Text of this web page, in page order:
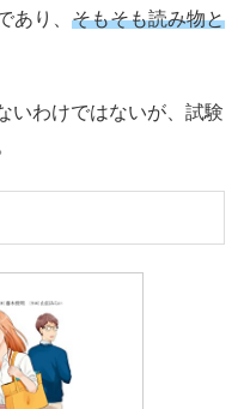
あり、 そもそも読み物と
いわけではないが、試験